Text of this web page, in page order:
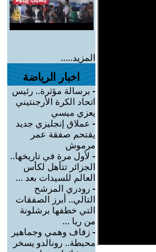
المزيد.....
اخبار الرياضة
- برسالة مؤثرة.. رئيس
اتحاد الكرة الأرجنتيني
يعزي ميسي
- عملاق إنجليزي جديد
يقتحم صفقة عمر
مرموش
- لأول مرة في تاريخها..
الجزائر تتأهل لكأس
العالم للسيدات بعد ...
- رودري المرشح
التالي.. أبرز الصفقات
التي خطفها برشلونة
من ريا ...
- زفاف وهمي وجماهير
محبطة.. رونالدو يسخر